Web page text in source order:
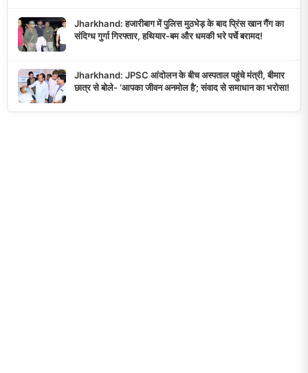
Jharkhand: हजारीबाग में पुलिस मुठभेड़ के बाद प्रिंस खान गैंग का
संदिग्ध गुर्गा गिरफ्तार, हथियार-बम और धमकी भरे पर्चे बरामद!
Jharkhand: JPSC आंदोलन के बीच अस्पताल पहुंचे मंत्री, बीमार
छात्र से बोले- ‘आपका जीवन अनमोल है’; संवाद से समाधान का भरोसा!